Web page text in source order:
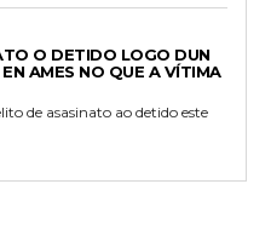
O DETIDO LOGO DUN
AMES NO QUE A VÍTIMA
de asasinato ao detido este